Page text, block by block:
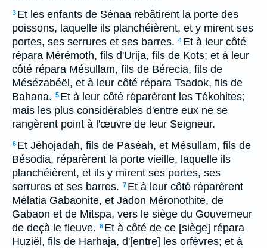
3 Et les enfants de Sénaa rebâtirent la porte des
poissons, laquelle ils planchéièrent, et y mirent ses
portes, ses serrures et ses barres. 4 Et à leur côté
répara Mérémoth, fils d'Urija, fils de Kots; et à leur
côté répara Mésullam, fils de Bérecia, fils de
Mésézabéël, et à leur côté répara Tsadok, fils de
Bahana. 5 Et à leur côté réparèrent les Tékohites;
mais les plus considérables d'entre eux ne se
rangèrent point à l'œuvre de leur Seigneur.
6 Et Jéhojadah, fils de Paséah, et Mésullam, fils de
Bésodia, réparèrent la porte vieille, laquelle ils
planchéièrent, et ils y mirent ses portes, ses
serrures et ses barres. 7 Et à leur côté réparèrent
Mélatia Gabaonite, et Jadon Méronothite, de
Gabaon et de Mitspa, vers le siège du Gouverneur
de deçà le fleuve. 8 Et à côté de ce [siège] répara
Huziël, fils de Harhaja, d'[entre] les orfèvres; et à